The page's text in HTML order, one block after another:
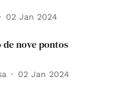
02 Jan 2024
de nove pontos
02 Jan 2024